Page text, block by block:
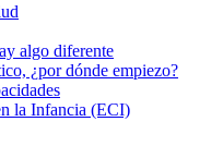
algo diferente
¿por dónde empiezo?
la Infancia (ECI)